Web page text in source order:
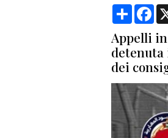
Appelli
dei